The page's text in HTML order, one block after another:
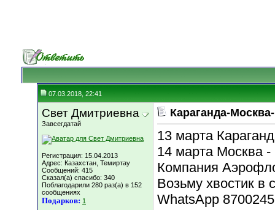
07.03.2018, 22:41
Свет Дмитриевна
Завсегдатай
Регистрация: 15.04.2013
Адрес: Казахстан, Темиртау
Сообщений: 415
Сказал(а) спасибо: 340
Поблагодарили 280 раз(а) в 152
сообщениях
Подарков: 1
Караганда-
13 марта
14 марта Москва -
Компания
Возьму хвостик в
WhatsApp